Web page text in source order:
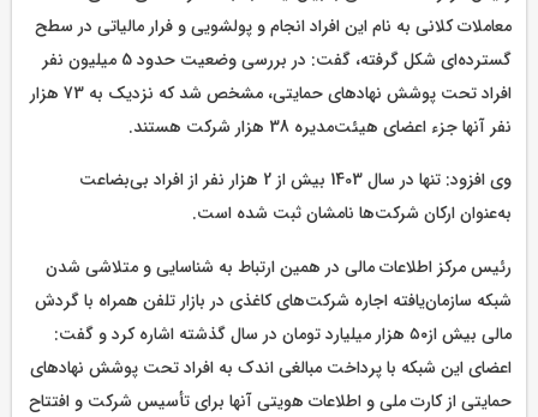
معاملات کلانی به نام این افراد انجام و پولشویی و فرار مالیاتی در سطح
گسترده‌ای شکل گرفته، گفت: در بررسی وضعیت حدود 5 میلیون نفر
افراد تحت پوشش نهادهای حمایتی، مشخص شد که نزدیک به 73 هزار
نفر آنها جزء اعضای هیئت‌مدیره 38 هزار شرکت هستند.
وی افزود: تنها در سال 1403 بیش از 2 هزار نفر از افراد بی‌بضاعت
به‌عنوان ارکان شرکت‌ها نامشان ثبت شده است.
رئیس مرکز اطلاعات مالی در همین ارتباط به شناسایی و متلاشی شدن
شبکه سازمان‌یافته اجاره شرکت‌های کاغذی در بازار تلفن همراه با گردش
مالی بیش از٥٠ هزار میلیارد تومان در سال گذشته اشاره کرد و گفت:
اعضای این شبکه با پرداخت مبالغی اندک به افراد تحت پوشش نهادهای
حمایتی از کارت ملی و اطلاعات هویتی آنها برای تأسیس شرکت و افتتاح